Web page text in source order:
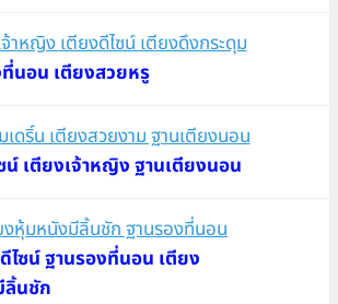
นอน เตียงสวยหรู
น์ เตียงเจ้าหญิง ฐานเตียงนอน
ไซน์ ฐานรองที่นอน เตียง
นชัก